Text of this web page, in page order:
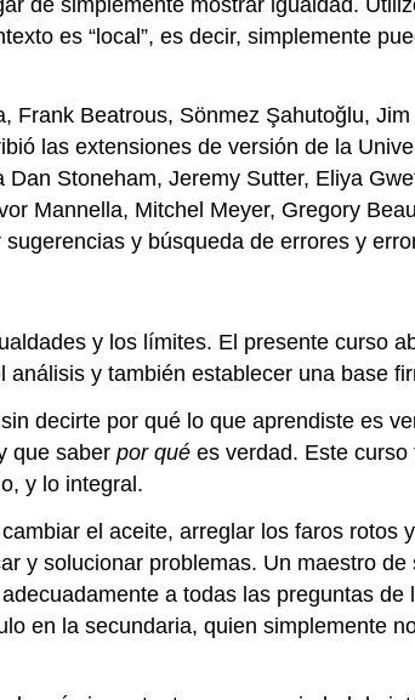
es “local”, es decir, simplemente
Beatrous, Sönmez Şahutoğlu,
las extensiones de versión de la
Stoneham, Jeremy Sutter, Eliya
Mannella, Mitchel Meyer, Gregory
y búsqueda de errores y
y los límites. El presente curso
y también establecer una base
decirte por qué lo que aprendiste es
que saber por qué es verdad. Este curso
y lo integral.
el aceite, arreglar los faros rotos
y solucionar problemas. Un maestro
a todas las preguntas
en la secundaria, quien simplemente